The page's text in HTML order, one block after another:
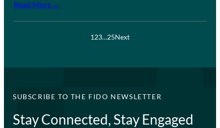
Read More →
123…25Next
SUBSCRIBE TO THE FIDO NEWSLETTER
Stay Connected, Stay Engaged